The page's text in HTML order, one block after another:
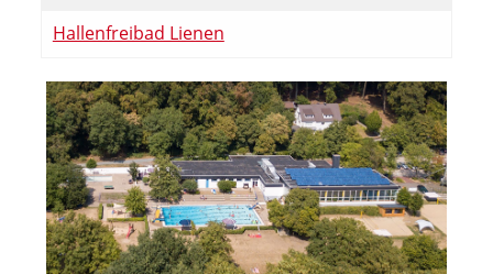
Hallenfreibad Lienen